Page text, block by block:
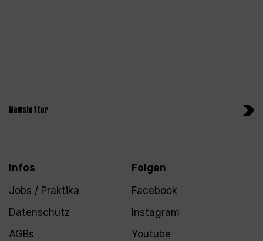
Newsletter
Infos
Jobs / Praktika
Datenschutz
AGBs
Folgen
Facebook
Instagram
Youtube